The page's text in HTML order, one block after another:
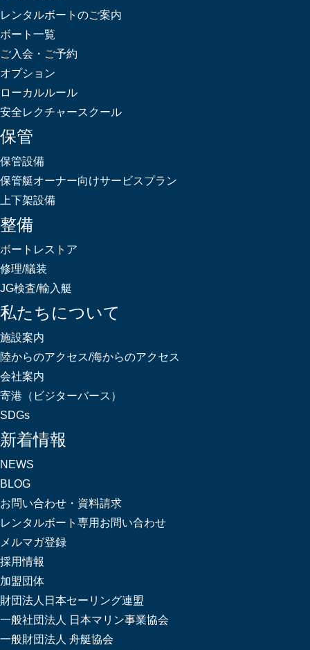
レンタルボートのご案内
ボート一覧
ご入会・ご予約
オプション
ローカルルール
安全レクチャースクール
保管
保管設備
保管艇オーナー向けサービスプラン
上下架設備
整備
ボートレストア
修理/艤装
JG検査/輸入艇
私たちについて
施設案内
陸からのアクセス/海からのアクセス
会社案内
寄港（ビジターバース）
SDGs
新着情報
NEWS
BLOG
お問い合わせ・資料請求
レンタルボート専用お問い合わせ
メルマガ登録
採用情報
加盟団体
財団法人日本セーリング連盟
一般社団法人 日本マリン事業協会
一般財団法人 舟艇協会